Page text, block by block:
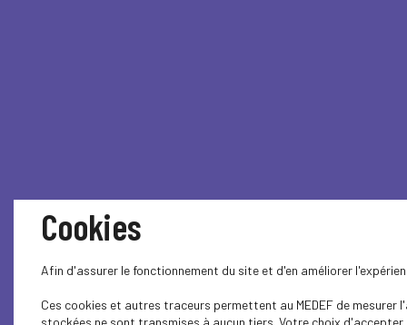
Cookies
Afin d'assurer le fonctionnement du site et d'en améliorer
Ces cookies et autres traceurs permettent au MEDEF de
stockées ne sont transmises à aucun tiers. Votre choix